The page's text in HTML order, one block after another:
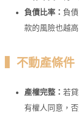
負債比率： 負
款的風險也越
▍不動產條件
產權完整： 若
有權人同意，